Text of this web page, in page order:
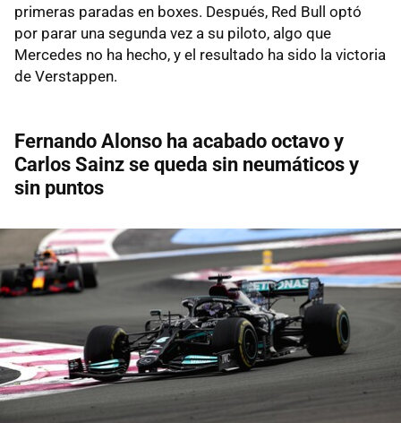
primeras paradas en boxes. Después, Red Bull optó
por parar una segunda vez a su piloto, algo que
Mercedes no ha hecho, y el resultado ha sido la victoria
de Verstappen.
Fernando Alonso ha acabado octavo y
Carlos Sainz se queda sin neumáticos y
sin puntos